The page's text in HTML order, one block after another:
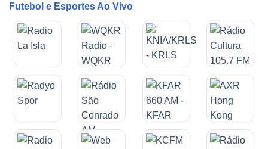
Futebol e Esportes Ao Vivo